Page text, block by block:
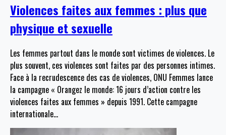
Violences faites aux femmes : plus que
physique et sexuelle
Les femmes partout dans le monde sont victimes de violences. Le
plus souvent, ces violences sont faites par des personnes intimes.
Face à la recrudescence des cas de violences, ONU Femmes lance
la campagne « Orangez le monde: 16 jours d’action contre les
violences faites aux femmes » depuis 1991. Cette campagne
internationale…